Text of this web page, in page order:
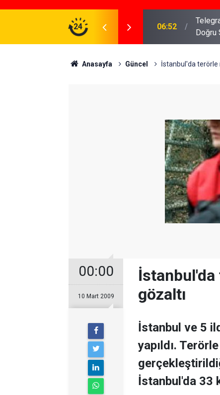
24
Gerekenler: Telegram Gruplarında Daha
04:43 İş
Anasayfa Güncel İstanbul'da terörle
00:00
10 Mart 2009
gözaltı
İstanbul ve 5
yapıldı.
İstanbul'da 33